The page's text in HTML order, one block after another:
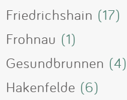
Friedrichshain (17)
Frohnau (1)
Gesundbrunnen (4)
Hakenfelde (6)